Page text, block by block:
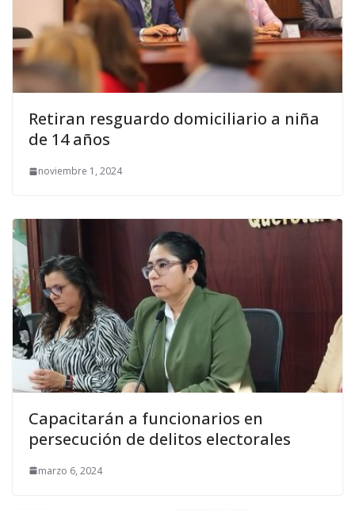
Retiran resguardo domiciliario a niña
de 14 años
noviembre 1, 2024
Capacitarán a funcionarios en
persecución de delitos electorales
marzo 6, 2024